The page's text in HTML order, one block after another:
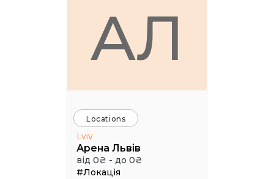
АЛ
Locations
Lviv
Арена Львів
від 0₴ - до 0₴
#Локація